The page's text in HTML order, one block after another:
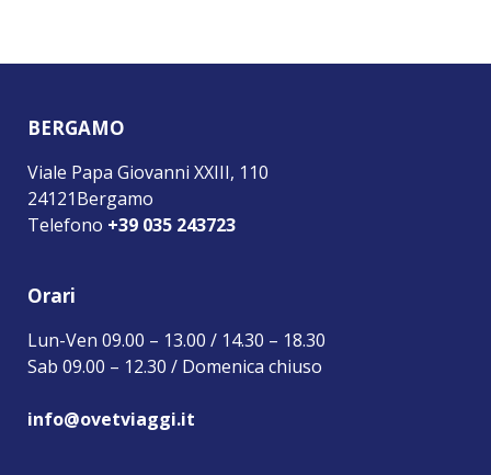
BERGAMO
Viale Papa Giovanni XXIII, 110
24121Bergamo
Telefono +39 035 243723
Orari
Lun-Ven 09.00 – 13.00 / 14.30 – 18.30
Sab 09.00 – 12.30 / Domenica chiuso
info@ovetviaggi.it